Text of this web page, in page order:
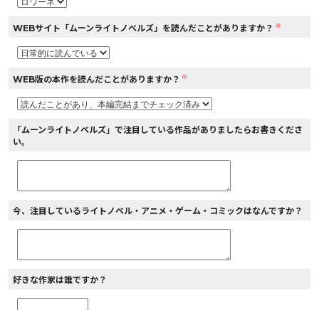
WEBサイト「ムーンライトノベルズ」を読んだことがありますか？ ※
WEB版の本作を読んだことがありますか？ ※
「ムーンライトノベルズ」で注目している作品がありましたらお書きくださ
い。
今、注目しているライトノベル・アニメ・ゲーム・コミックはなんですか？
好きな作家は誰ですか？